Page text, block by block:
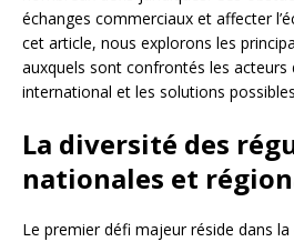
échanges commerciaux et affecter
cet article, nous explorons les
auxquels sont confrontés les acteurs
international et les solutions
La diversité des
nationales et
Le premier défi majeur réside dans